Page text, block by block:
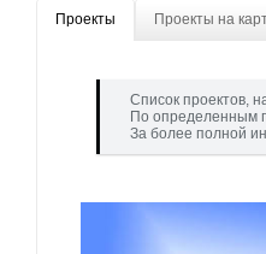
Проекты Проекты на
Список проектов,
По определенным
За более полной